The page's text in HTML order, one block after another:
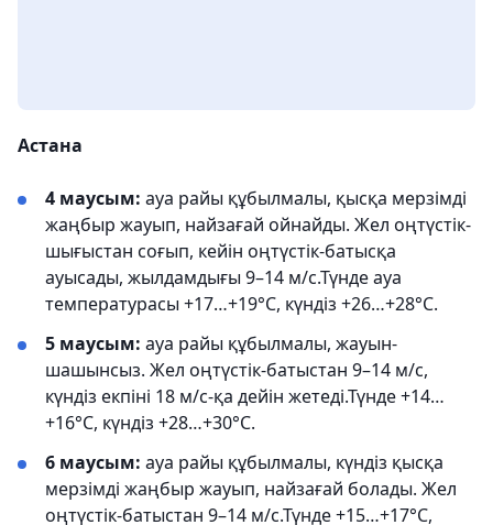
Астана
4 маусым: ауа райы құбылмалы, қысқа мерзімді
жаңбыр жауып, найзағай ойнайды. Жел оңтүстік-
шығыстан соғып, кейін оңтүстік-батысқа
ауысады, жылдамдығы 9–14 м/с.Түнде ауа
температурасы +17…+19°С, күндіз +26…+28°С.
5 маусым: ауа райы құбылмалы, жауын-
шашынсыз. Жел оңтүстік-батыстан 9–14 м/с,
күндіз екпіні 18 м/с-қа дейін жетеді.Түнде +14…
+16°С, күндіз +28…+30°С.
6 маусым: ауа райы құбылмалы, күндіз қысқа
мерзімді жаңбыр жауып, найзағай болады. Жел
оңтүстік-батыстан 9–14 м/с.Түнде +15…+17°С,